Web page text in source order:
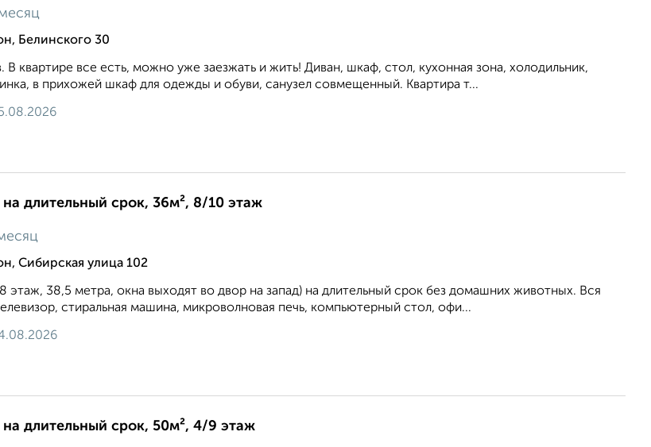
Белинского 30
В квартире все есть, можно уже заезжать и жить! Диван, шкаф, стол, кухонная зона, холодильник,
в прихожей шкаф для одежды и обуви, санузел совмещенный. Квартира т...
на длительный срок, 36м², 8/10 этаж
Сибирская улица 102
этаж, 38,5 метра, окна выходят во двор на запад) на длительный срок без домашних животных. Вся
стиральная машина, микроволновая печь, компьютерный стол, офи...
на длительный срок, 50м², 4/9 этаж